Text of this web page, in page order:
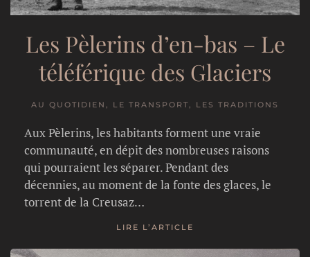
Les Pèlerins d’en-bas – Le
téléférique des Glaciers
AU QUOTIDIEN, LE TRANSPORT, LES TRADITIONS
Aux Pèlerins, les habitants forment une vraie
communauté, en dépit des nombreuses raisons
qui pourraient les séparer. Pendant des
décennies, au moment de la fonte des glaces, le
torrent de la Creusaz…
LIRE L’ARTICLE